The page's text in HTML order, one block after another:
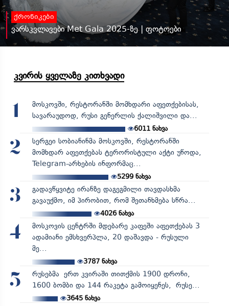
ქრონიკები
ვარსკვლავები Met Gala 2025-ზე | ფოტოები
კვირის ყველაზე კითხვადი
1
მოსკოვში, რესტორანში მომხდარი აფეთქებისას,
სავარაუდოდ, რუსი გენერლის ქალიშვილი და...
6011 ნახვა
2
სერგეი სობიანინმა მოსკოვში, რესტორანში
მომხდარ აფეთქებას ტერორისტული აქტი უწოდა,
Telegram-არხების ინფორმაც...
5299ნახვა
3
გადავწყვიტე ირანზე დაგეგმილი თავდასხმა
გავაუქმო, იმ პირობით, რომ შეთანხმება სწრა...
4026ნახვა
4
მოსკოვის ცენტრში მდებარე კაფეში აფეთქებას 3
ადამიანი ემსხვერპლა, 20 დაშავდა - რუსული
მე...
3787ნახვა
5
რუსებმა ერთ კვირაში თითქმის 1900 დრონი,
1600 ბომბი და 144 რაკეტა გამოიყენეს, რუსე...
3645ნახვა